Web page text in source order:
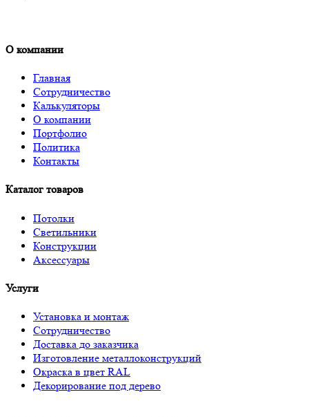
О компании
Главная
Сотрудничество
Калькуляторы
О компании
Портфолио
Политика
Контакты
Каталог товаров
Потолки
Светильники
Конструкции
Аксессуары
Услуги
Установка и монтаж
Сотрудничество
Доставка до заказчика
Изготовление металлоконструкций
Окраска в цвет RAL
Декорирование под дерево
Получить расчёт